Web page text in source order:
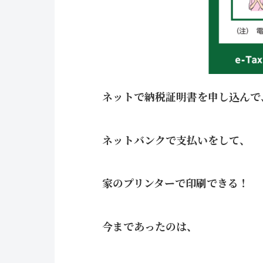
ネットで納税証明書を申し込ん
ネットバンクで支払いをして、
家のプリンターで印刷できる！
今まであったのは、